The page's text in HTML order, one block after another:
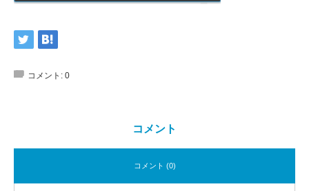
コメント: 0
コメント
コメント (0)